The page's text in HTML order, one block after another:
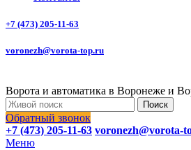
+7 (473) 205-11-63
voronezh@vorota-top.ru
Ворота и автоматика в Воронеже и
Поиск
Обратный звонок
+7 (473) 205-11-63 voronezh@vorota-
Меню